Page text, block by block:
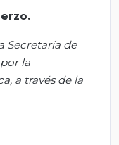
Secretaría de
la
a través de la